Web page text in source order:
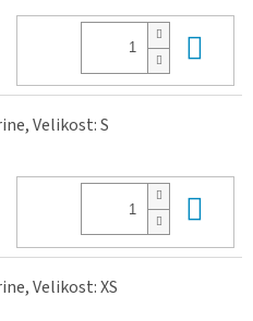
Velikost: S
Velikost: XS